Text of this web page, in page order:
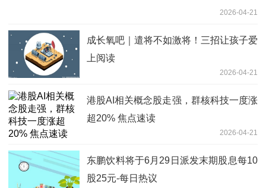
2026-04-21
成长氧吧｜遣将不如激将！三招让孩子爱
上阅读
2026-04-21
港股AI相关概念股走强，群核科技一度涨
超20% 焦点速读
2026-04-21
东鹏饮料将于6月29日派发末期股息每10
股25元-每日热议